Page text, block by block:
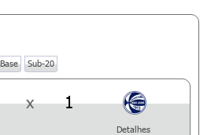
Base Sub-20
x 1
Detalhes